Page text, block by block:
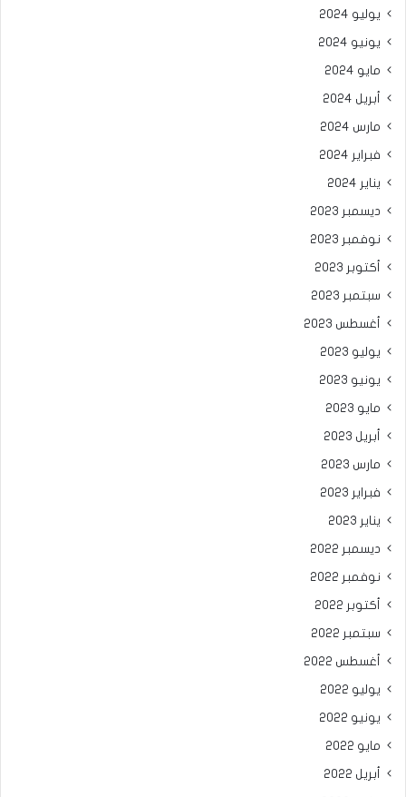
يوليو 2024
يونيو 2024
مايو 2024
أبريل 2024
مارس 2024
فبراير 2024
يناير 2024
ديسمبر 2023
نوفمبر 2023
أكتوبر 2023
سبتمبر 2023
أغسطس 2023
يوليو 2023
يونيو 2023
مايو 2023
أبريل 2023
مارس 2023
فبراير 2023
يناير 2023
ديسمبر 2022
نوفمبر 2022
أكتوبر 2022
سبتمبر 2022
أغسطس 2022
يوليو 2022
يونيو 2022
مايو 2022
أبريل 2022